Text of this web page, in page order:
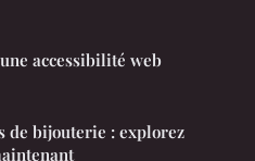
accessibilité web
de bijouterie : explorez